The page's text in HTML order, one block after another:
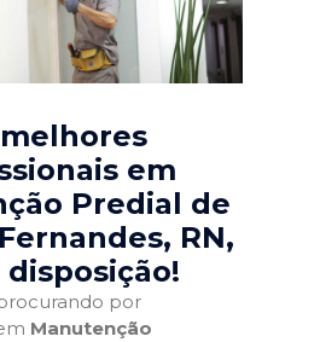
em
Predial de
RN,
disposição!
por
Manutenção